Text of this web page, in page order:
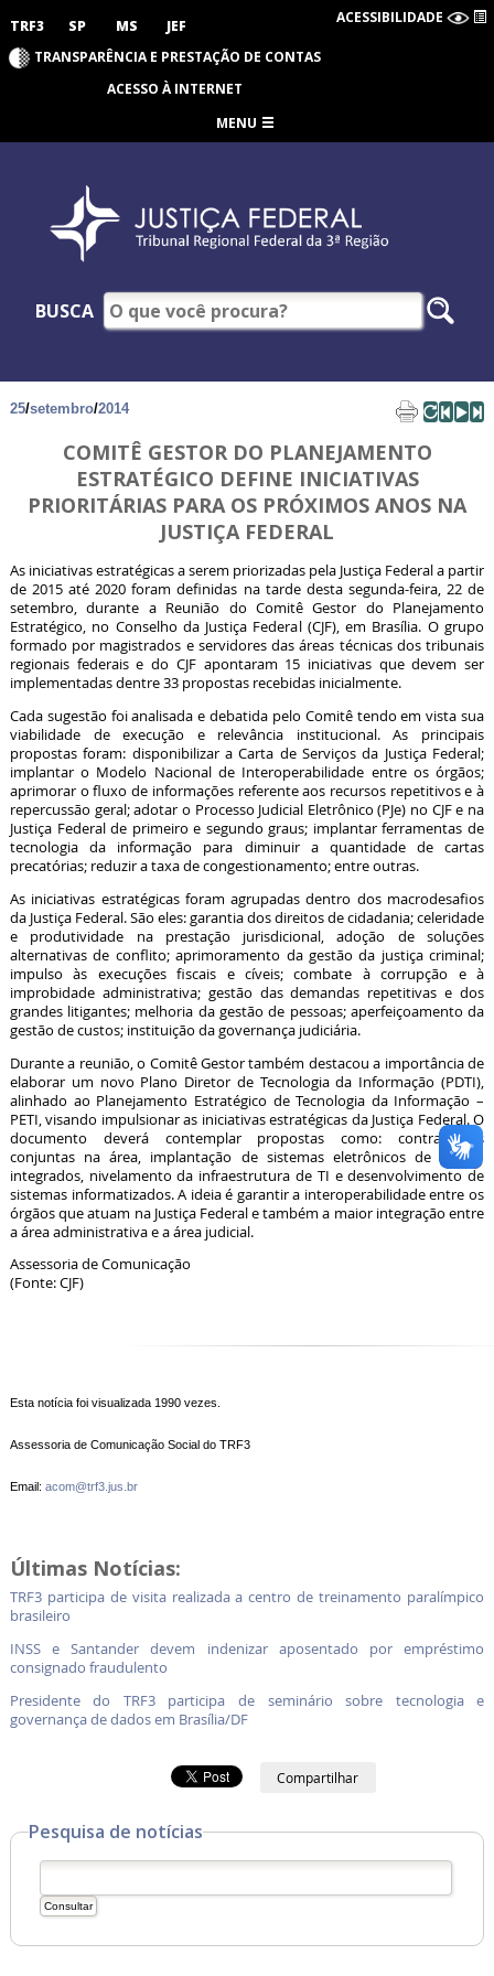
TRF3 SP MS JEF ACESSIBILIDADE
TRANSPARÊNCIA E PRESTAÇÃO DE CONTAS
ACESSO À INTERNET
MENU
BUSCA
25/setembro/2014
COMITÊ GESTOR DO PLANEJAMENTO
ESTRATÉGICO DEFINE INICIATIVAS
PRIORITÁRIAS PARA OS PRÓXIMOS ANOS NA
JUSTIÇA FEDERAL
As iniciativas estratégicas a serem priorizadas pela Justiça Federal a partir
de 2015 até 2020 foram definidas na tarde desta segunda-feira, 22 de
setembro, durante a Reunião do Comitê Gestor do Planejamento
Estratégico, no Conselho da Justiça Federal (CJF), em Brasília. O grupo
formado por magistrados e servidores das áreas técnicas dos tribunais
regionais federais e do CJF apontaram 15 iniciativas que devem ser
implementadas dentre 33 propostas recebidas inicialmente.
Cada sugestão foi analisada e debatida pelo Comitê tendo em vista sua
viabilidade de execução e relevância institucional. As principais
propostas foram: disponibilizar a Carta de Serviços da Justiça Federal;
implantar o Modelo Nacional de Interoperabilidade entre os órgãos;
aprimorar o fluxo de informações referente aos recursos repetitivos e à
repercussão geral; adotar o Processo Judicial Eletrônico (PJe) no CJF e na
Justiça Federal de primeiro e segundo graus; implantar ferramentas de
tecnologia da informação para diminuir a quantidade de cartas
precatórias; reduzir a taxa de congestionamento; entre outras.
As iniciativas estratégicas foram agrupadas dentro dos macrodesafios
da Justiça Federal. São eles: garantia dos direitos de cidadania; celeridade
e produtividade na prestação jurisdicional, adoção de soluções
alternativas de conflito; aprimoramento da gestão da justiça criminal;
impulso às execuções fiscais e cíveis; combate à corrupção e à
improbidade administrativa; gestão das demandas repetitivas e dos
grandes litigantes; melhoria da gestão de pessoas; aperfeiçoamento da
gestão de custos; instituição da governança judiciária.
Durante a reunião, o Comitê Gestor também destacou a importância de
elaborar um novo Plano Diretor de Tecnologia da Informação (PDTI),
alinhado ao Planejamento Estratégico de Tecnologia da Informação –
PETI, visando impulsionar as iniciativas estratégicas da Justiça Federal. O
documento deverá contemplar propostas como: contratações
conjuntas na área, implantação de sistemas eletrônicos de gestão
integrados, nivelamento da infraestrutura de TI e desenvolvimento de
sistemas informatizados. A ideia é garantir a interoperabilidade entre os
órgãos que atuam na Justiça Federal e também a maior integração entre
a área administrativa e a área judicial.
Assessoria de Comunicação
(Fonte: CJF)
Esta notícia foi visualizada 1990 vezes.
Assessoria de Comunicação Social do TRF3
Email: acom@trf3.jus.br
Últimas Notícias:
TRF3 participa de visita realizada a centro de treinamento paralímpico
brasileiro
INSS e Santander devem indenizar aposentado por empréstimo
consignado fraudulento
Presidente do TRF3 participa de seminário sobre tecnologia e
governança de dados em Brasília/DF
Compartilhar
Pesquisa de notícias